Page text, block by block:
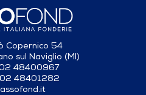
Copernico 54
sul Naviglio (MI)
48400967
48401282